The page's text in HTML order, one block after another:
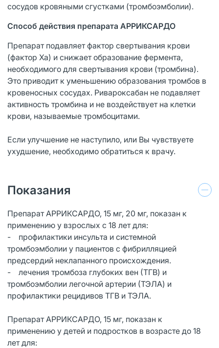
сосудов кровяными сгустками (тромбоэмболии).
Способ действия препарата АРРИКСАРДО
Препарат подавляет фактор свертывания крови
(фактор Ха) и снижает образование фермента,
необходимого для свертывания крови (тромбина).
Это приводит к уменьшению образования тромбов в
кровеносных сосудах. Ривароксабан не подавляет
активность тромбина и не воздействует на клетки
крови, называемые тромбоцитами.
Если улучшение не наступило, или Вы чувствуете
ухудшение, необходимо обратиться к врачу.
Показания
Препарат АРРИКСАРДО, 15 мг, 20 мг, показан к
применению у взрослых с 18 лет для:
- профилактики инсульта и системной
тромбоэмболии у пациентов с фибрилляцией
предсердий неклапанного происхождения.
- лечения тромбоза глубоких вен (ТГВ) и
тромбоэмболии легочной артерии (ТЭЛА) и
профилактики рецидивов ТГВ и ТЭЛА.
Препарат АРРИКСАРДО, 15 мг, показан к
применению у детей и подростков в возрасте до 18
лет для: